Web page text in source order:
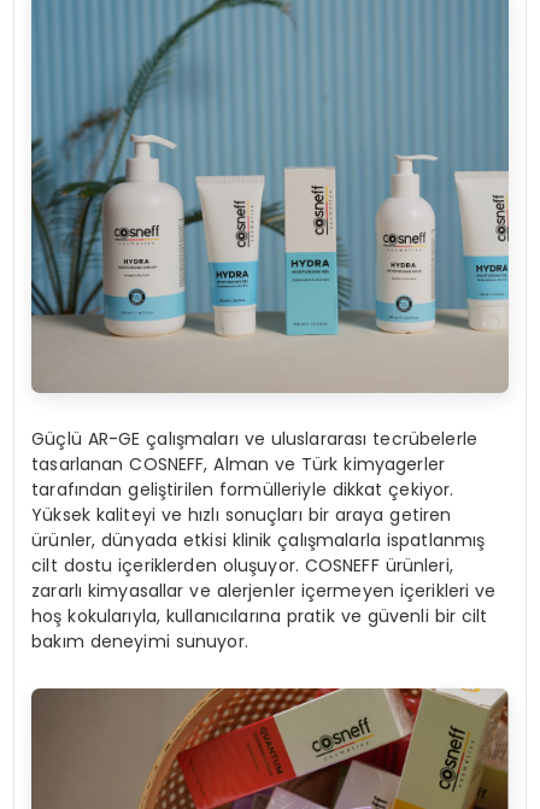
Güçlü AR-GE çalışmaları ve uluslararası tecrübelerle
tasarlanan COSNEFF, Alman ve Türk kimyagerler
tarafından geliştirilen formülleriyle dikkat çekiyor.
Yüksek kaliteyi ve hızlı sonuçları bir araya getiren
ürünler, dünyada etkisi klinik çalışmalarla ispatlanmış
cilt dostu içeriklerden oluşuyor. COSNEFF ürünleri,
zararlı kimyasallar ve alerjenler içermeyen içerikleri ve
hoş kokularıyla, kullanıcılarına pratik ve güvenli bir cilt
bakım deneyimi sunuyor.